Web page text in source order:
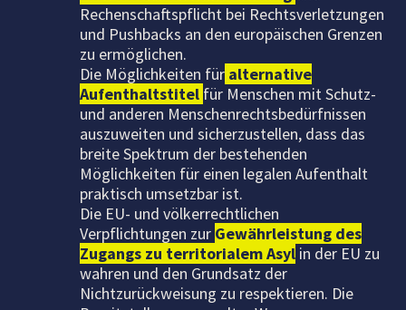
Rechenschaftspflicht bei Rechtsverletzungen
und Pushbacks an den europäischen Grenzen
zu ermöglichen.
Die Möglichkeiten für alternative
Aufenthaltstitel für Menschen mit Schutz-
und anderen Menschenrechtsbedürfnissen
auszuweiten und sicherzustellen, dass das
breite Spektrum der bestehenden
Möglichkeiten für einen legalen Aufenthalt
praktisch umsetzbar ist.
Die EU- und völkerrechtlichen
Verpflichtungen zur Gewährleistung des
Zugangs zu territorialem Asyl in der EU zu
wahren und den Grundsatz der
Nichtzurückweisung zu respektieren. Die